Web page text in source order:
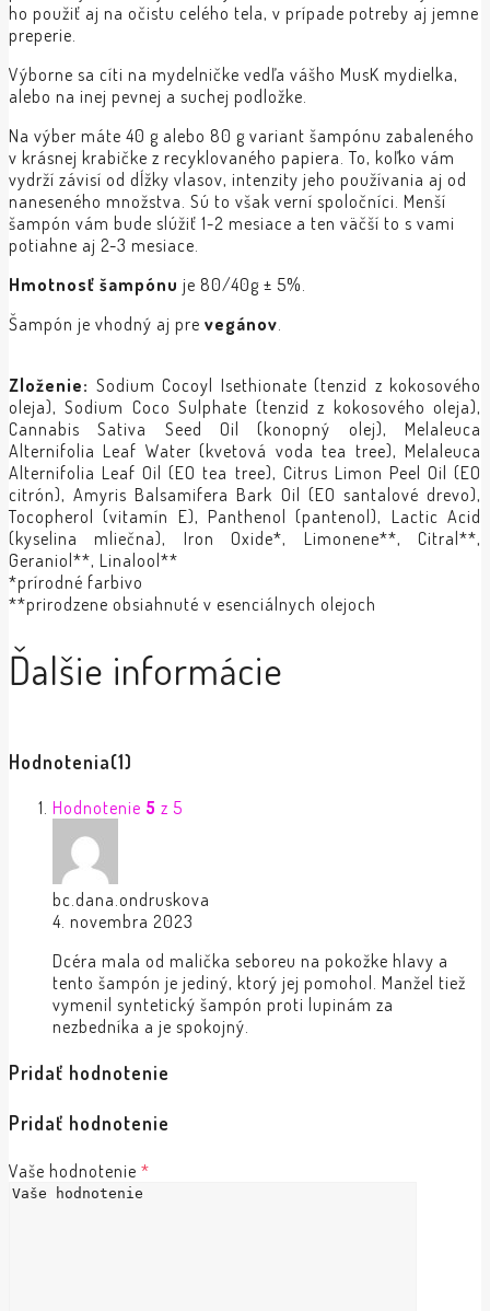
ho použiť aj na očistu celého tela, v prípade potreby aj jemne
preperie.
Výborne sa cíti na mydelničke vedľa vášho MusK mydielka,
alebo na inej pevnej a suchej podložke.
Na výber máte 40 g alebo 80 g variant šampónu zabaleného
v krásnej krabičke z recyklovaného papiera. To, koľko vám
vydrží závisí od dĺžky vlasov, intenzity jeho používania aj od
naneseného množstva. Sú to však verní spoločníci. Menší
šampón vám bude slúžiť 1-2 mesiace a ten väčší to s vami
potiahne aj 2-3 mesiace.
Hmotnosť šampónu je 80/40g ± 5%.
Šampón je vhodný aj pre vegánov.
Zloženie: Sodium Cocoyl Isethionate (tenzid z kokosového
oleja), Sodium Coco Sulphate (tenzid z kokosového oleja),
Cannabis Sativa Seed Oil (konopný olej), Melaleuca
Alternifolia Leaf Water (kvetová voda tea tree), Melaleuca
Alternifolia Leaf Oil (EO tea tree), Citrus Limon Peel Oil (EO
citrón), Amyris Balsamifera Bark Oil (EO santalové drevo),
Tocopherol (vitamín E), Panthenol (pantenol), Lactic Acid
(kyselina mliečna), Iron Oxide*, Limonene**, Citral**,
Geraniol**, Linalool**
*prírodné farbivo
**prirodzene obsiahnuté v esenciálnych olejoch
Ďalšie informácie
Hodnotenia(1)
Hodnotenie 5 z 5
bc.dana.ondruskova
4. novembra 2023
Dcéra mala od malička seboreu na pokožke hlavy a
tento šampón je jediný, ktorý jej pomohol. Manžel tiež
vymenil syntetický šampón proti lupinám za
nezbedníka a je spokojný.
Pridať hodnotenie
Pridať hodnotenie
Vaše hodnotenie *